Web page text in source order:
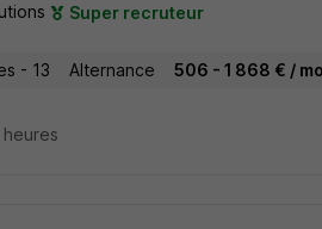
Super recruteur
- 13 Alternance 506 - 1 868 € /